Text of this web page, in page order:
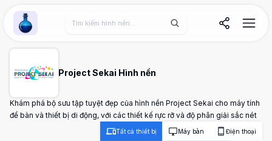
Wallpaper Alchemy
Project Sekai Hình nền
Khám phá bộ sưu tập tuyệt đẹp của hình nền Project Sekai cho máy tính
để bàn và thiết bị di động, với các thiết kế rực rỡ và độ phân giải sắc nét
Tất cả thiết bị Máy bàn Điện thoại